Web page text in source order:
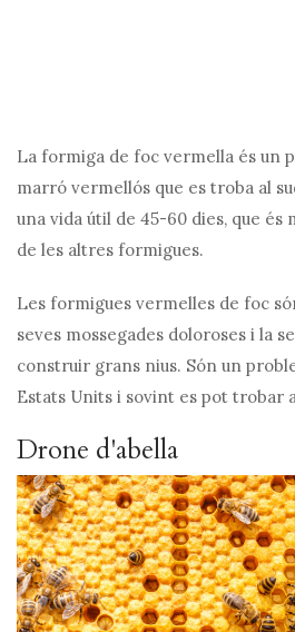
La formiga de foc vermella és un
marró vermellós que es troba al
una vida útil de 45-60 dies, que és
de les altres formigues.
Les formigues vermelles de foc
seves mossegades doloroses i la
construir grans nius. Són un
Estats Units i sovint es pot trobar
Drone d'abella